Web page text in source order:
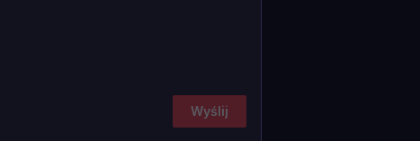
Wyślij